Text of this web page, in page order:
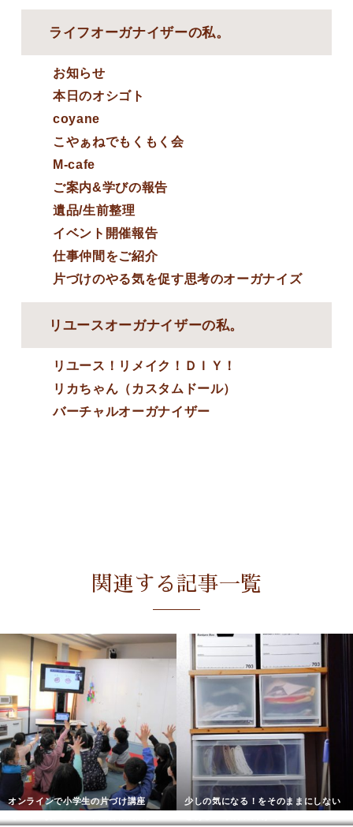
ライフオーガナイザーの私。
お知らせ
本日のオシゴト
coyane
こやぁねでもくもく会
M-cafe
ご案内&学びの報告
遺品/生前整理
イベント開催報告
仕事仲間をご紹介
片づけのやる気を促す思考のオーガナイズ
リユースオーガナイザーの私。
リユース！リメイク！ＤＩＹ！
リカちゃん（カスタムドール）
バーチャルオーガナイザー
関連する記事一覧
オンラインで小学生の片づけ講座
少しの気になる！をそのままにしない